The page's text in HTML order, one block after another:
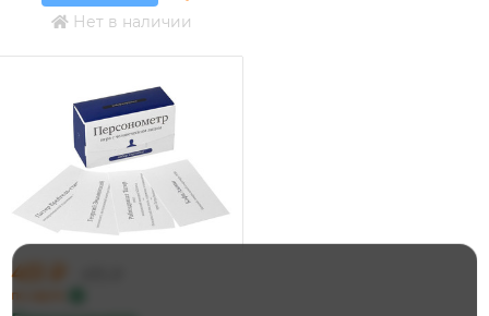
Нет в наличии
451 ₽
по карте